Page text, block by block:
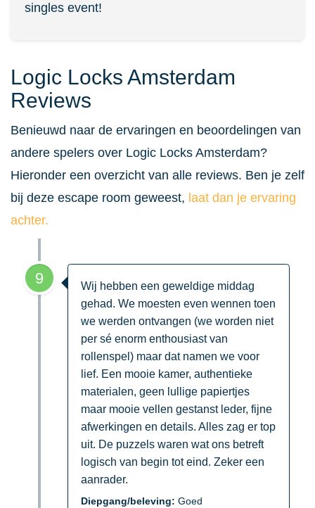
singles event!
Logic Locks Amsterdam
Reviews
Benieuwd naar de ervaringen en beoordelingen van
andere spelers over Logic Locks Amsterdam?
Hieronder een overzicht van alle reviews. Ben je zelf
bij deze escape room geweest, laat dan je ervaring
achter.
9
Wij hebben een geweldige middag
gehad. We moesten even wennen toen
we werden ontvangen (we worden niet
per sé enorm enthousiast van
rollenspel) maar dat namen we voor
lief. Een mooie kamer, authentieke
materialen, geen lullige papiertjes
maar mooie vellen gestanst leder, fijne
afwerkingen en details. Alles zag er top
uit. De puzzels waren wat ons betreft
logisch van begin tot eind. Zeker een
aanrader.
Diepgang/beleving: Goed